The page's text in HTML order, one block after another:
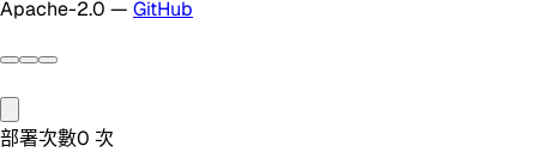
Apache-2.0 — GitHub
部署次數0 次